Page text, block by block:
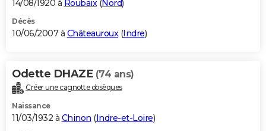
14/08/1920 à Roubaix(Nord)
Décès
10/06/2007 à Châteauroux(Indre)
Odette DHAZE (74 ans)
Créer une cagnotte obsèques
Naissance
11/03/1932 à Chinon (Indre-et-Loire)